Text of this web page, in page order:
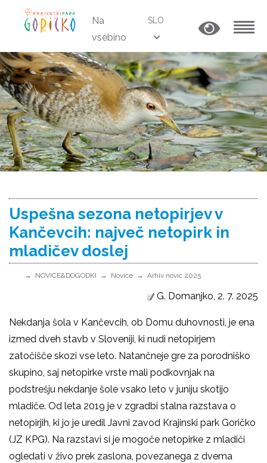
Na
vsebino
SLO
Uspešna sezona netopirjev v
Kančevcih: največ netopirk in
mladičev doslej
NOVICE&DOGODKI Novice Arhiv novic 2025
G. Domanjko, 2. 7. 2025
Nekdanja šola v Kančevcih, ob Domu duhovnosti, je ena
izmed dveh stavb v Sloveniji, ki nudi netopirjem
zatočišče skozi vse leto. Natančneje gre za porodniško
skupino, saj netopirke vrste mali podkovnjak na
podstrešju nekdanje šole vsako leto v juniju skotijo
mladiče. Od leta 2019 je v zgradbi stalna razstava o
netopirjih, ki jo je uredil Javni zavod Krajinski park Goričko
(JZ KPG). Na razstavi si je mogoče netopirke z mladiči
ogledati v živo prek zaslona, povezanega z dvema